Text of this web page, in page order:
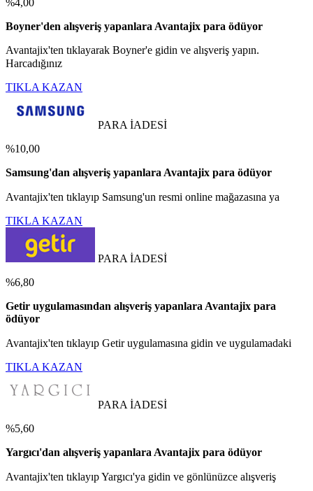
%4,00
Boyner'den alışveriş yapanlara Avantajix para ödüyor
Avantajix'ten tıklayarak Boyner'e gidin ve alışveriş yapın.
Harcadığınız
TIKLA KAZAN
PARA İADESİ
%10,00
Samsung'dan alışveriş yapanlara Avantajix para ödüyor
Avantajix'ten tıklayıp Samsung'un resmi online mağazasına ya
TIKLA KAZAN
PARA İADESİ
%6,80
Getir uygulamasından alışveriş yapanlara Avantajix para
ödüyor
Avantajix'ten tıklayıp Getir uygulamasına gidin ve uygulamadaki
TIKLA KAZAN
PARA İADESİ
%5,60
Yargıcı'dan alışveriş yapanlara Avantajix para ödüyor
Avantajix'ten tıklayıp Yargıcı'ya gidin ve gönlünüzce alışveriş